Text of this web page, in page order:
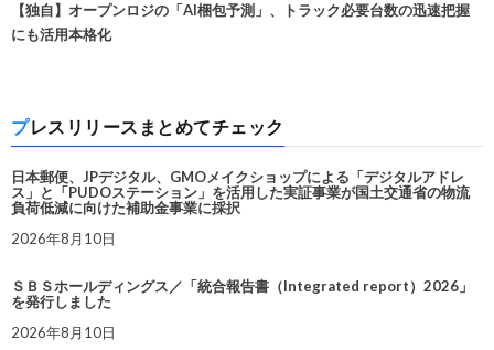
【独自】オープンロジの「AI梱包予測」、トラック必要台数の迅速把握
にも活用本格化
プレスリリースまとめてチェック
日本郵便、JPデジタル、GMOメイクショップによる「デジタルアドレ
ス」と「PUDOステーション」を活用した実証事業が国土交通省の物流
負荷低減に向けた補助金事業に採択
2026年8月10日
ＳＢＳホールディングス／「統合報告書（Integrated report）2026」
を発行しました
2026年8月10日